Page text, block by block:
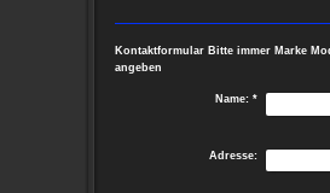
Kontaktformular Bitte immer Marke
angeben
Name: *
Adresse: